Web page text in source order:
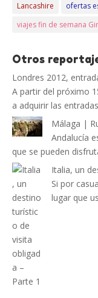
Lancashire
ofertas
viajes fin de semana
Otros
Londres 2012,
A partir del próximo
a adquirir las
Málaga |
Andalucía
que se pueden
Italia, un
Si por
lugar que